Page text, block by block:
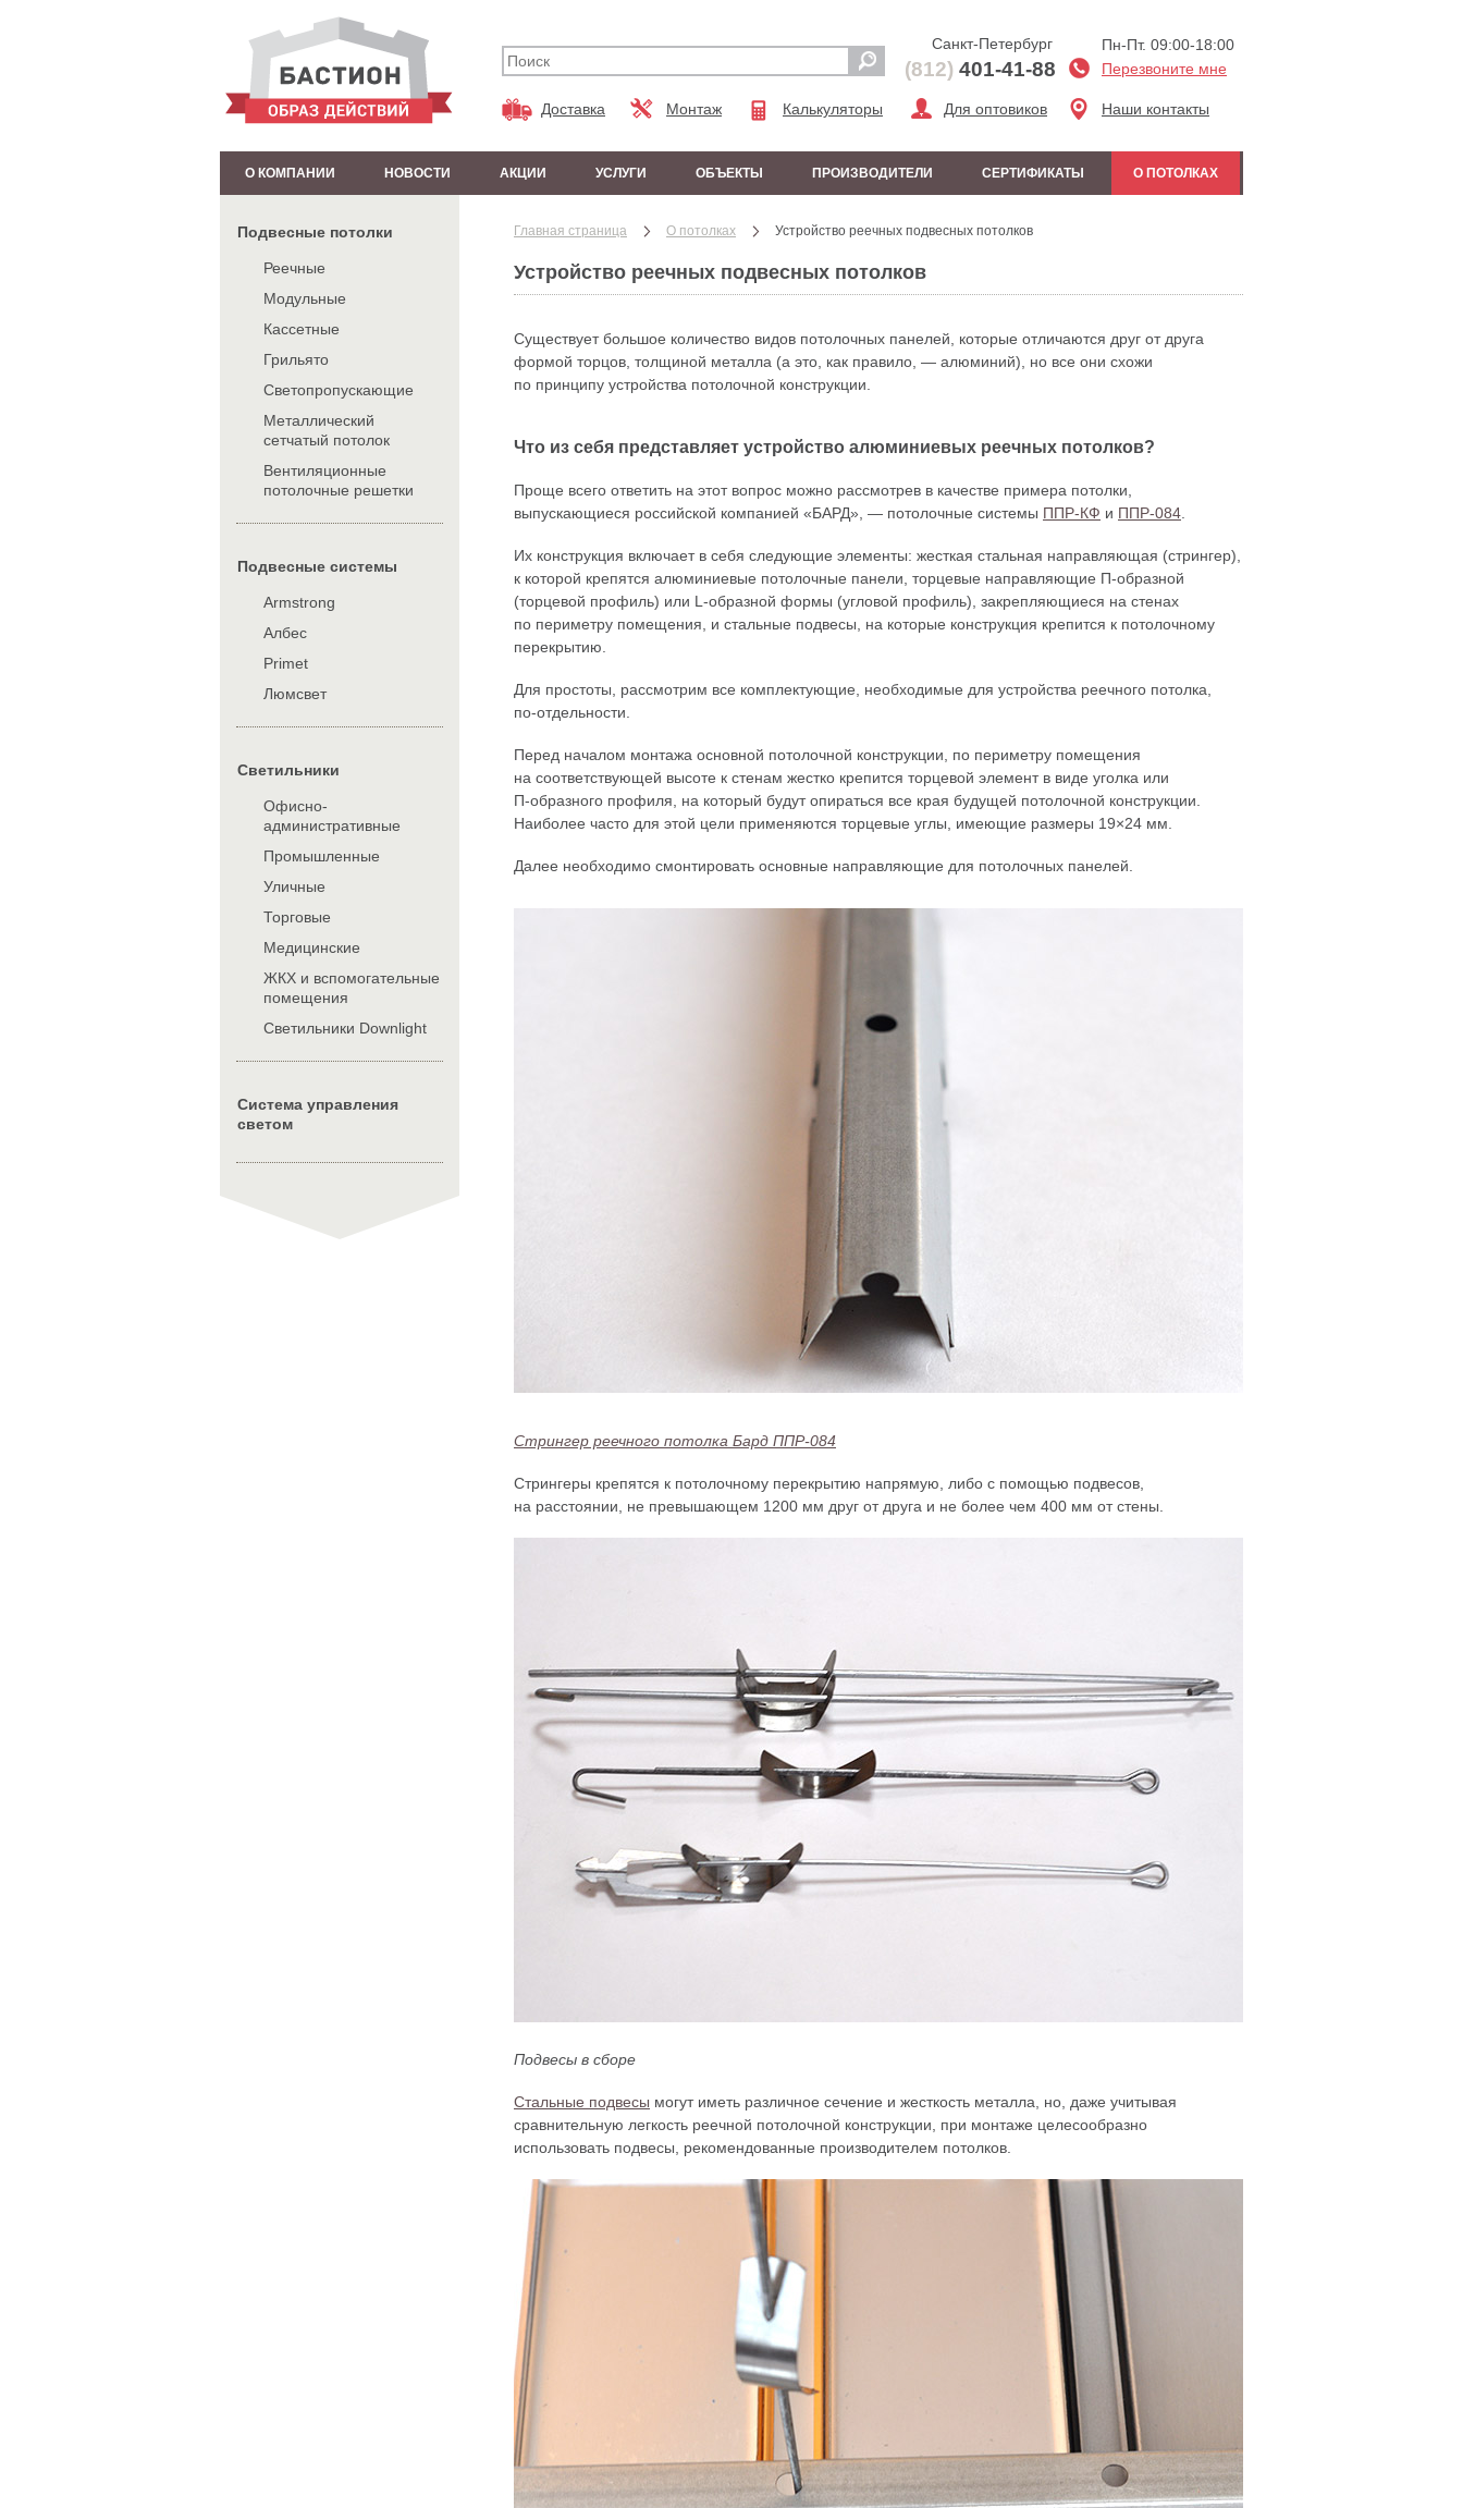
Доставка Монтаж Калькуляторы Для оптовиков
Пн-Пт. 09:00-18:00
Перезвоните мне
Наши контакты
Санкт-Петербург
(812) 401-41-88
О КОМПАНИИ НОВОСТИ АКЦИИ УСЛУГИ ОБЪЕКТЫ ПРОИЗВОДИТЕЛИ СЕРТИФИКАТЫ О ПОТОЛКАХ
Подвесные потолки
Реечные
Модульные
Кассетные
Грильято
Светопропускающие
Металлический
сетчатый потолок
Вентиляционные
потолочные решетки
Подвесные системы
Armstrong
Албес
Primet
Люмсвет
Cветильники
Офисно-
административные
Промышленные
Уличные
Торговые
Медицинские
ЖКХ и вспомогательные
помещения
Cветильники Downlight
Система управления
светом
Главная страница О потолках Устройство реечных подвесных потолков
Устройство реечных подвесных потолков
Существует большое количество видов потолочных панелей, которые отличаются друг от друга
формой торцов, толщиной металла (а это, как правило, — алюминий), но все они схожи
по принципу устройства потолочной конструкции.
Что из себя представляет устройство алюминиевых реечных потолков?
Проще всего ответить на этот вопрос можно рассмотрев в качестве примера потолки,
выпускающиеся российской компанией «БАРД», — потолочные системы ППР-КФ и ППР-084
Их конструкция включает в себя следующие элементы: жесткая стальная направляющая (стрингер),
к которой крепятся алюминиевые потолочные панели, торцевые направляющие П-образной
(торцевой профиль) или L-образной формы (угловой профиль), закрепляющиеся на стенах
по периметру помещения, и стальные подвесы, на которые конструкция крепится к потолочному
перекрытию.
Для простоты, рассмотрим все комплектующие, необходимые для устройства реечного потолка,
по-отдельности
Перед началом монтажа основной потолочной конструкции, по периметру помещения
на соответствующей высоте к стенам жестко крепится торцевой элемент в виде уголка или
П-образного профиля, на который будут опираться все края будущей потолочной конструкции.
Наиболее часто для этой цели применяются торцевые углы, имеющие размеры 19×24 мм.
Далее необходимо смонтировать основные направляющие для потолочных панелей.
Стрингер реечного потолка Бард ППР-084
Стрингеры крепятся к потолочному перекрытию напрямую, либо с помощью подвесов,
на расстоянии, не превышающем 1200 мм друг от друга и не более чем 400 мм от стены.
Подвесы в сборе
Стальные подвесы могут иметь различное сечение и жесткость металла, но, даже учитывая
сравнительную легкость реечной потолочной конструкции, при монтаже целесообразно
использовать подвесы, рекомендованные производителем потолков.